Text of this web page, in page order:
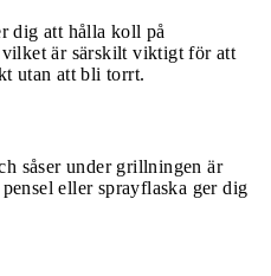
dig att hålla koll på
vilket är särskilt viktigt för att
utan att bli torrt.
såser under grillningen är
eller sprayflaska ger dig